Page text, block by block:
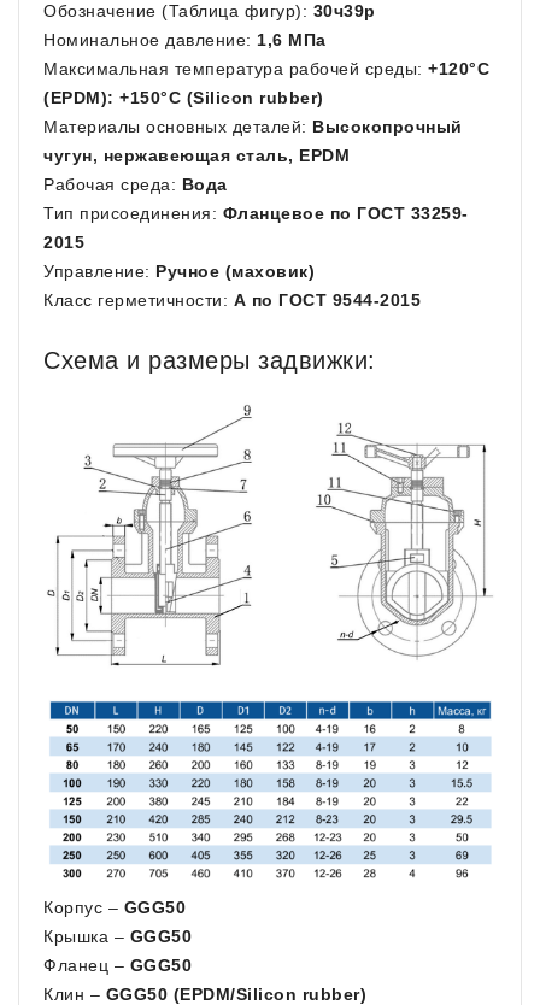
Обозначение (Таблица фигур): 30ч39р
Номинальное давление: 1,6 МПа
Максимальная температура рабочей среды: +120°C
(EPDM): +150°C (Silicon rubber)
Материалы основных деталей: Высокопрочный
чугун, нержавеющая сталь, EPDM
Рабочая среда: Вода
Тип присоединения: Фланцевое по ГОСТ 33259-
2015
Управление: Ручное (маховик)
Класс герметичности: А по ГОСТ 9544-2015
Схема и размеры задвижки:
Корпус – GGG50
Крышка – GGG50
Фланец – GGG50
Клин – GGG50 (EPDM/Silicon rubber)